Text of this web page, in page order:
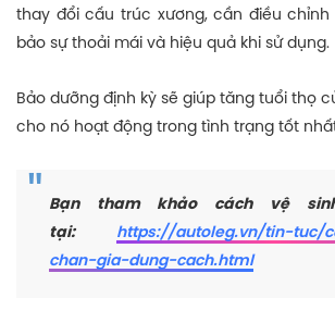
thay đổi cấu trúc xương, cần điều
bảo sự thoải mái và hiệu quả khi sử dụng.
Bảo dưỡng định kỳ sẽ giúp tăng tuổi thọ
cho nó hoạt động trong tình trạng tốt
Bạn tham khảo cách vệ
tại: https://autoleg.vn/tin-tuc/
chan-gia-dung-cach.html